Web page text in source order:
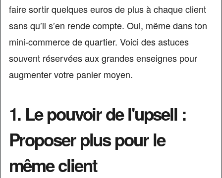
faire sortir quelques euros de plus à chaque client
sans qu’il s’en rende compte. Oui, même dans ton
mini-commerce de quartier. Voici des astuces
souvent réservées aux grandes enseignes pour
augmenter votre panier moyen.
1. Le pouvoir de l'upsell :
Proposer plus pour le
même client